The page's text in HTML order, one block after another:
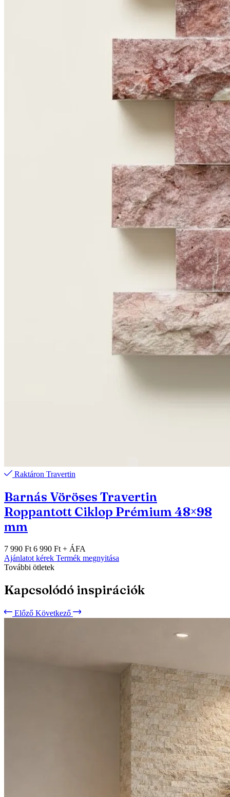
Raktáron Travertin
Barnás Vöröses Travertin
Roppantott Ciklop Prémium 48×98
mm
7 990 Ft 6 990 Ft + ÁFA
Ajánlatot kérek Termék megnyitása
További ötletek
Kapcsolódó inspirációk
Előző Következő